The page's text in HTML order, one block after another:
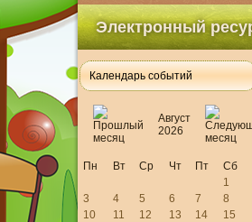
Электронный
Календарь событий
Август
2026
Пн Вт Ср Чт Пт Сб
1
3
4 5 6 7 8
10
11 12 13 14 15